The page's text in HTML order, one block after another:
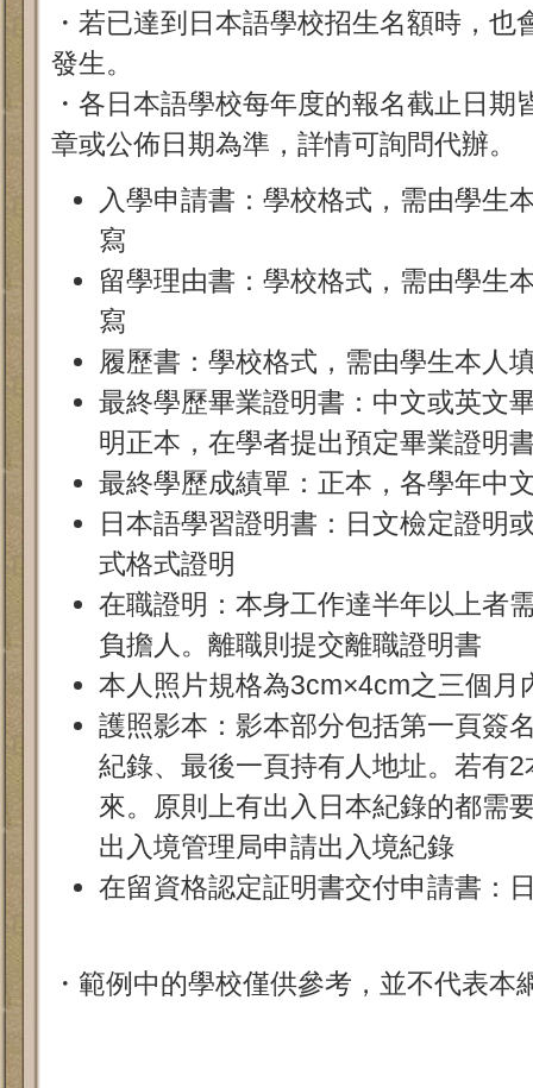
・若已達到日本語學校招生名額時，
發生。
・各日本語學校每年度的報名截止日
章或公佈日期為準，詳情可詢問代辦。
入學申請書：學校格式，需由學生
寫
留學理由書：學校格式，需由學生
寫
履歷書：學校格式，需由學生本人
最終學歷畢業證明書：中文或英文
明正本，在學者提出預定畢業證明
最終學歷成績單：正本，各學年中
日本語學習證明書：日文檢定證明
式格式證明
在職證明：本身工作達半年以上者
負擔人。離職則提交離職證明書
本人照片規格為3cm×4cm之三個月
護照影本：影本部分包括第一頁簽
紀錄、最後一頁持有人地址。若有
來。原則上有出入日本紀錄的都需
出入境管理局申請出入境紀錄
在留資格認定証明書交付申請書：
・範例中的學校僅供參考，並不代表本